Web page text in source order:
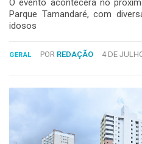
FALE
Copyright
Desenvolvido
por
Parque Tamandaré, com
idosos
GERAL POR REDAÇÃO 4 DE